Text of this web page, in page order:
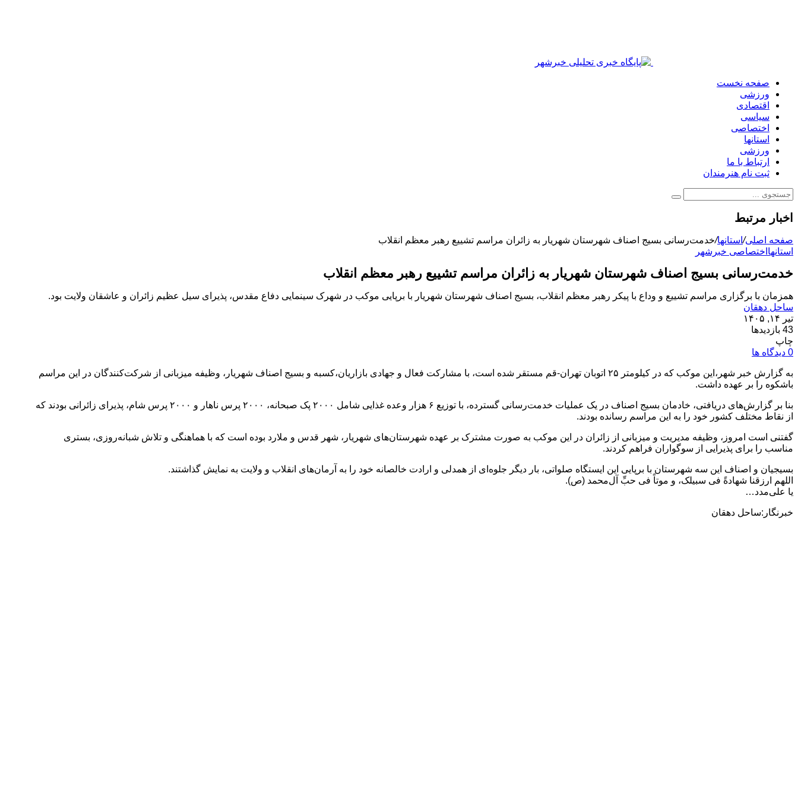
صفحه نخست
ورزشی
اقتصادی
سیاسی
اختصاصی
استانها
ورزشی
ارتباط با ما
ثبت نام هنرمندان
اخبار مرتبط
صفحه اصلی/استانها/خدمت‌رسانی بسیج اصناف شهرستان شهریار به زائران مراسم تشییع رهبر معظم انقلاب
استانها اختصاصی خبرشهر
خدمت‌رسانی بسیج اصناف شهرستان شهریار به زائران مراسم تشییع رهبر معظم انقلاب
همزمان با برگزاری مراسم تشییع و وداع با پیکر رهبر معظم انقلاب، بسیج اصناف شهرستان شهریار با برپایی موکب در شهرک سینمایی دفاع مقدس، پذیرای سیل عظیم زائران و عاشقان ولایت بود.
ساحل دهقان
تیر ۱۴, ۱۴۰۵
43 بازدیدها
چاپ
0 دیدگاه ها
به گزارش خبر شهر،این موکب که در کیلومتر ۲۵ اتوبان تهران-قم مستقر شده است، با مشارکت فعال و جهادی بازاریان،کسبه و بسیج اصناف شهریار، وظیفه میزبانی از شرکت‌کنندگان در این مراسم
باشکوه را بر عهده داشت.
بنا بر گزارش‌های دریافتی، خادمان بسیج اصناف در یک عملیات خدمت‌رسانی گسترده، با توزیع ۶ هزار وعده غذایی شامل ۲۰۰۰ پک صبحانه، ۲۰۰۰ پرس ناهار و ۲۰۰۰ پرس شام، پذیرای زائرانی بودند که
از نقاط مختلف کشور خود را به این مراسم رسانده بودند.
گفتنی است امروز، وظیفه مدیریت و میزبانی از زائران در این موکب به صورت مشترک بر عهده شهرستان‌های شهریار، شهر قدس و ملارد بوده است که با هماهنگی و تلاش شبانه‌روزی، بستری
مناسب را برای پذیرایی از سوگواران فراهم کردند.
بسیجیان و اصناف این سه شهرستان با برپایی این ایستگاه صلواتی، بار دیگر جلوه‌ای از همدلی و ارادت خالصانه خود را به آرمان‌های انقلاب و ولایت به نمایش گذاشتند.
اللهم ارزقنا شهادةً فی سبیلک، و موتاً فی حبِّ آل‌محمد (ص).
یا علی‌مدد…
خبرنگار:ساحل دهقان